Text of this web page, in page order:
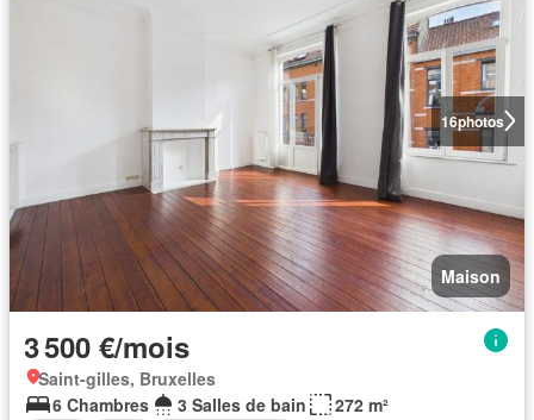
16photos
Maison
3 500 €/mois
Saint-gilles, Bruxelles
6 Chambres
3 Salles de bain
272 m²